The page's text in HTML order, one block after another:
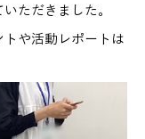
ただきました。
や活動レポートは